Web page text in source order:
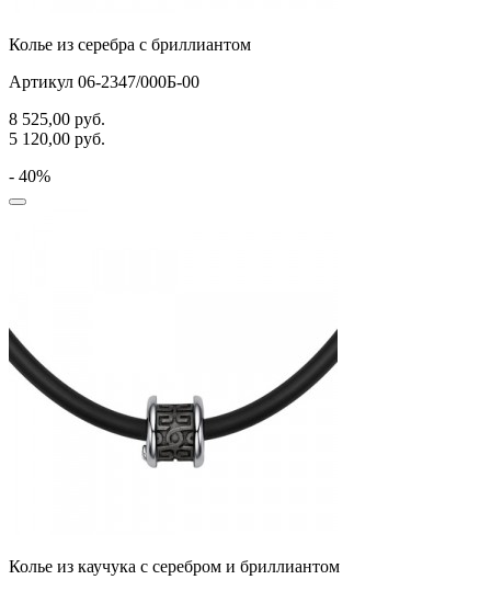
Колье из серебра с бриллиантом
Артикул 06-2347/000Б-00
8 525,00 руб.
5 120,00 руб.
- 40%
Колье из каучука с серебром и бриллиантом